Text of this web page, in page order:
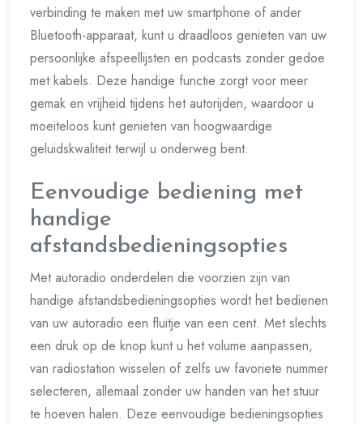
verbinding te maken met uw smartphone of ander
Bluetooth-apparaat, kunt u draadloos genieten van uw
persoonlijke afspeellijsten en podcasts zonder gedoe
met kabels. Deze handige functie zorgt voor meer
gemak en vrijheid tijdens het autorijden, waardoor u
moeiteloos kunt genieten van hoogwaardige
geluidskwaliteit terwijl u onderweg bent.
Eenvoudige bediening met
handige
afstandsbedieningsopties
Met autoradio onderdelen die voorzien zijn van
handige afstandsbedieningsopties wordt het bedienen
van uw autoradio een fluitje van een cent. Met slechts
een druk op de knop kunt u het volume aanpassen,
van radiostation wisselen of zelfs uw favoriete nummer
selecteren, allemaal zonder uw handen van het stuur
te hoeven halen. Deze eenvoudige bedieningsopties